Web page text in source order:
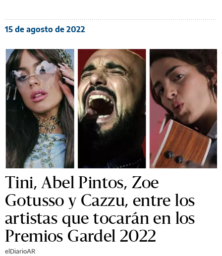
15 de agosto de 2022
Tini, Abel Pintos, Zoe
Gotusso y Cazzu, entre los
artistas que tocarán en los
Premios Gardel 2022
elDiarioAR